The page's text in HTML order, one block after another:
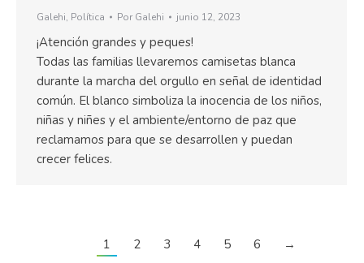
Galehi, Política Por Galehi junio 12, 2023
¡Atención grandes y peques!
Todas las familias llevaremos camisetas blanca
durante la marcha del orgullo en señal de identidad
común. El blanco simboliza la inocencia de los niños,
niñas y niñes y el ambiente/entorno de paz que
reclamamos para que se desarrollen y puedan
crecer felices.
1 2 3 4 5 6 →